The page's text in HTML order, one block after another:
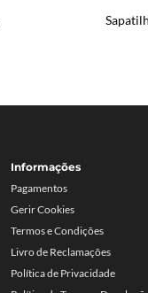
Informações
Pagamentos
Gerir Cookies
Termos e Condições
Livro de Reclamações
Política de Privacidade